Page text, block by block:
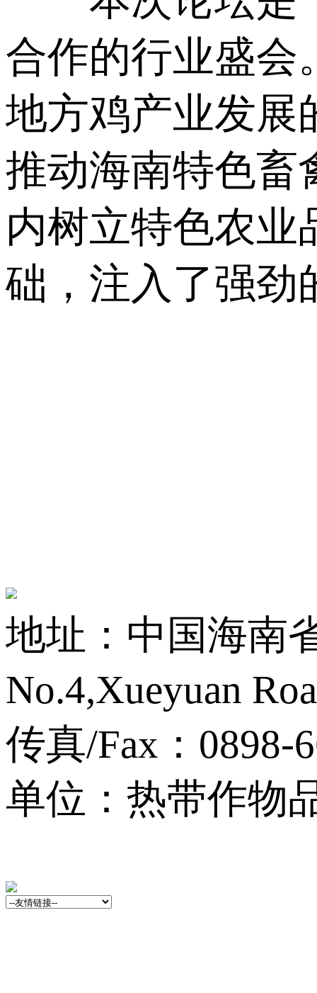
合作的行业盛会
地方鸡产业发展
推动海南特色畜
内树立特色农业
础，注入了强劲
地址：中国海南
No.4,Xueyuan
传真/Fax：0898-
单位：热带作物